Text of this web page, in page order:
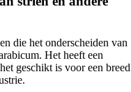
die het onderscheiden van
Het heeft een
geschikt is voor een breed